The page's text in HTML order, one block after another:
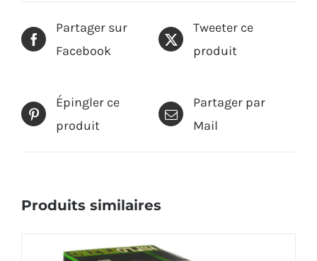
Partager sur
Facebook
Tweeter ce
produit
Épingler ce
produit
Partager par
Mail
Produits similaires